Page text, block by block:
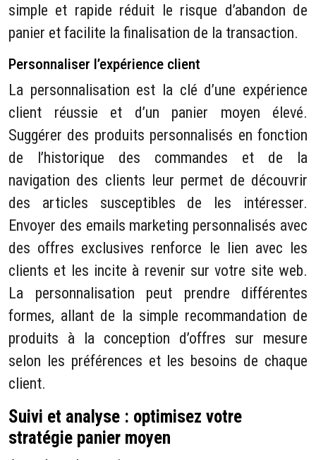
simple et rapide réduit le risque d’abandon de
panier et facilite la finalisation de la transaction.
Personnaliser l’expérience client
La personnalisation est la clé d’une expérience
client réussie et d’un panier moyen élevé.
Suggérer des produits personnalisés en fonction
de l’historique des commandes et de la
navigation des clients leur permet de découvrir
des articles susceptibles de les intéresser.
Envoyer des emails marketing personnalisés avec
des offres exclusives renforce le lien avec les
clients et les incite à revenir sur votre site web.
La personnalisation peut prendre différentes
formes, allant de la simple recommandation de
produits à la conception d’offres sur mesure
selon les préférences et les besoins de chaque
client.
Suivi et analyse : optimisez votre
stratégie panier moyen